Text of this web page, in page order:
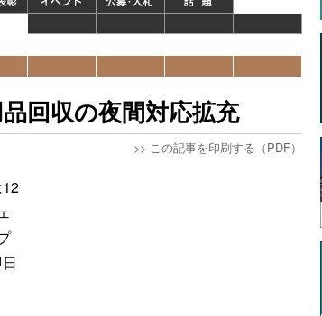
回収の夜間対応拡充
>> この記事を印刷する（PDF）